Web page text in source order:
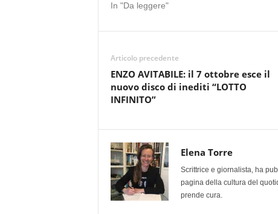
In "Da leggere"
Articolo precedente
ENZO AVITABILE: il 7 ottobre esce il
nuovo disco di inediti “LOTTO
INFINITO”
Elena Torre
Scrittrice e giornalista, ha
pagina della cultura del
prende cura.